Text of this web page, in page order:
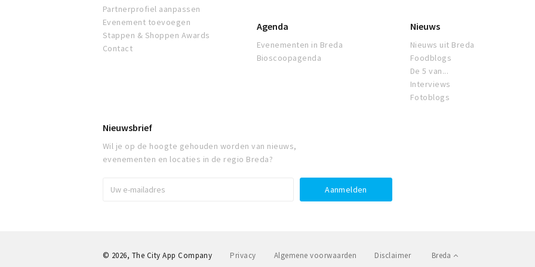
Partnerprofiel aanpassen
Evenement toevoegen
Stappen & Shoppen Awards
Contact
Agenda
Evenementen in Breda
Bioscoopagenda
Nieuws
Nieuws uit Breda
Foodblogs
De 5 van...
Interviews
Fotoblogs
Nieuwsbrief
Wil je op de hoogte gehouden worden van nieuws,
evenementen en locaties in de regio Breda?
Privacy Algemene voorwaarden Disclaimer Breda
© 2026, The City App Company